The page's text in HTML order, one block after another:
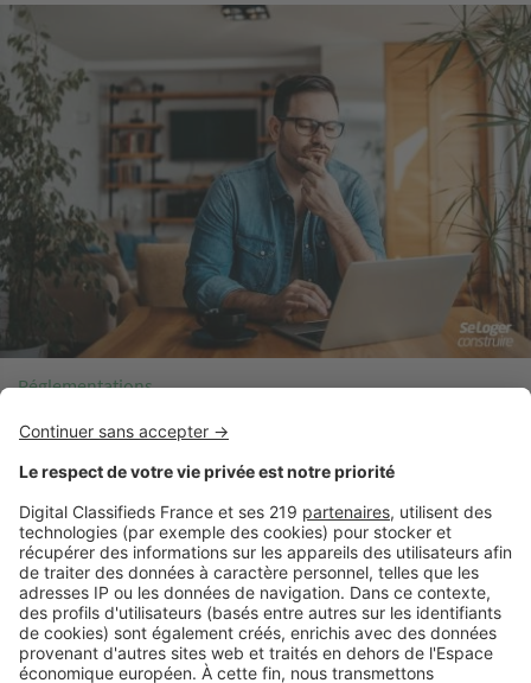
Image
Réglementations
Devez-vous payer pour une demande d’autorisation
d’occupation des sols ?
A la une !
Réglementations (95 articles) Acheter (45 articles)
Image
Réglementations